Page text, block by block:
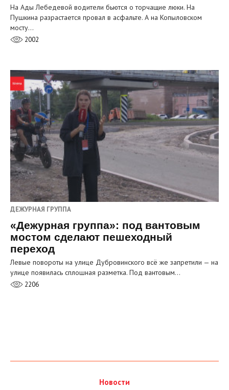
На Ады Лебедевой водители бьются о торчащие люки. На
Пушкина разрастается провал в асфальте. А на Копыловском
мосту…
2002
ДЕЖУРНАЯ ГРУППА
«Дежурная группа»: под вантовым
мостом сделают пешеходный
переход
Левые повороты на улице Дубровинского всё же запретили — на
улице появилась сплошная разметка. Под вантовым…
2206
Новости